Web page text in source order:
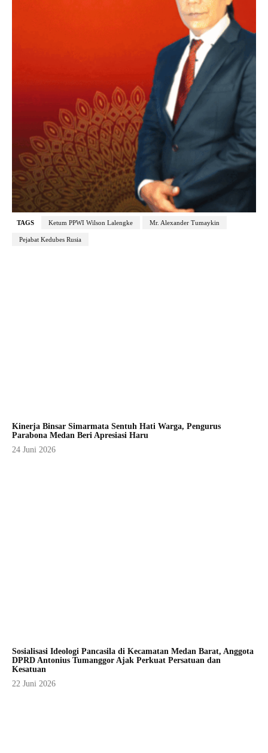
TAGS Ketum PPWI Wilson Lalengke Mr. Alexander Tumaykin
Pejabat Kedubes Rusia
Kinerja Binsar Simarmata Sentuh Hati Warga, Pengurus
Parabona Medan Beri Apresiasi Haru
24 Juni 2026
Sosialisasi Ideologi Pancasila di Kecamatan Medan Barat, Anggota
DPRD Antonius Tumanggor Ajak Perkuat Persatuan dan
Kesatuan
22 Juni 2026